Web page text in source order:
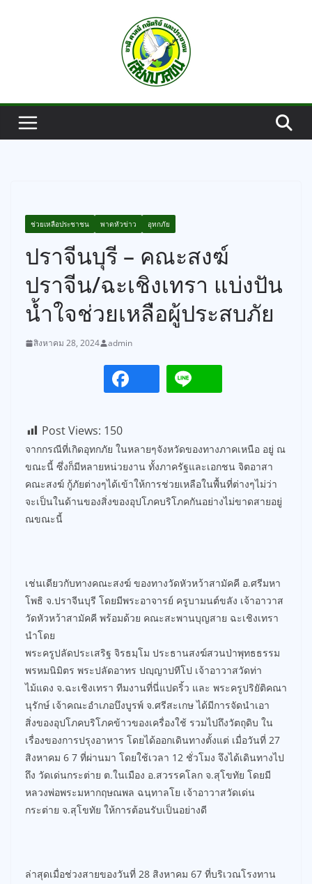
ช่วยเหลือประชาชน พาดหัวข่าว อุทกภัย
ปราจีนบุรี – คณะสงฆ์
ปราจีน/ฉะเชิงเทรา แบ่งปัน
น้ำใจช่วยเหลือผู้ประสบภัย
สิงหาคม 28, 2024 admin
Post Views: 150
จากกรณีที่เกิดอุทกภัย ในหลายๆจังหวัดของทางภาคเหนือ อยู่ ณ
ขณะนี้ ซึ่งก็มีหลายหน่วยงาน ทั้งภาครัฐและเอกชน จิตอาสา
คณะสงฆ์ กู้ภัยต่างๆได้เข้าให้การช่วยเหลือในพื้นที่ต่างๆไม่ว่า
จะเป็นในด้านของสิ่งของอุปโภคบริโภคกันอย่างไม่ขาดสายอยู่
ณขณะนี้
เช่นเดียวกับทางคณะสงฆ์ ของทางวัดหัวหว้าสามัคคี อ.ศรีมหา
โพธิ จ.ปราจีนบุรี โดยมีพระอาจารย์ ครูบามนต์ขลัง เจ้าอาวาส
วัดหัวหว้าสามัคคี พร้อมด้วย คณะสะพานบุญสาย ฉะเชิงเทรา
นำโดย
พระครูปลัดประเสริฐ จิรธมฺโม ประธานสงฆ์สวนป่าพุทธธรรม
พรหมนิมิตร พระปลัดอาทร ปญฺญาปทีโป เจ้าอาวาสวัดท่า
ไม้แดง จ.ฉะเชิงเทรา ทีมงานที่นี่แปดริ้ว และ พระครูปริยัติคณา
นุรักษ์ เจ้าคณะอำเภอบึงบูรพ์ จ.ศรีสะเกษ ได้มีการจัดนำเอา
สิ่งของอุปโภคบริโภคข้าวของเครื่องใช้ รวมไปถึงวัตถุดิบ ใน
เรื่องของการปรุงอาหาร โดยได้ออกเดินทางตั้งแต่ เมื่อวันที่ 27
สิงหาคม 6 7 ที่ผ่านมา โดยใช้เวลา 12 ชั่วโมง จึงได้เดินทางไป
ถึง วัดเด่นกระต่าย ต.ในเมือง อ.สวรรคโลก จ.สุโขทัย โดยมี
หลวงพ่อพระมหากฤษณพล ฉนฺทาลโย เจ้าอาวาสวัดเด่น
กระต่าย จ.สุโขทัย ให้การต้อนรับเป็นอย่างดี
ล่าสุดเมื่อช่วงสายของวันที่ 28 สิงหาคม 67 ที่บริเวณโรงทาน